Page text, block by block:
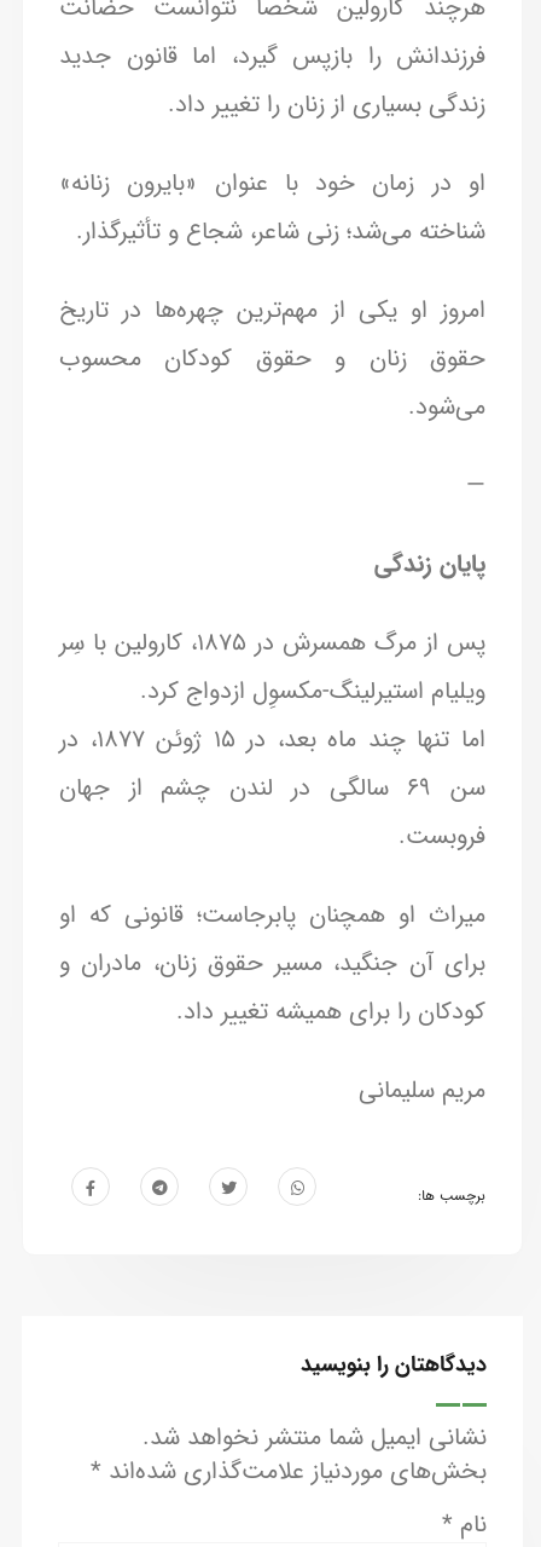
هرچند کارولین شخصاً نتوانست حضانت
فرزندانش را بازپس گیرد، اما قانون جدید
زندگی بسیاری از زنان را تغییر داد.
او در زمان خود با عنوان «بایرون زنانه»
شناخته می‌شد؛ زنی شاعر، شجاع و تأثیرگذار.
امروز او یکی از مهم‌ترین چهره‌ها در تاریخ
حقوق زنان و حقوق کودکان محسوب
می‌شود.
—
پایان زندگی
پس از مرگ همسرش در ۱۸۷۵، کارولین با سِر
ویلیام استیرلینگ-مکسوِل ازدواج کرد.
اما تنها چند ماه بعد، در ۱۵ ژوئن ۱۸۷۷، در
سن ۶۹ سالگی در لندن چشم از جهان
فروبست.
میراث او همچنان پابرجاست؛ قانونی که او
برای آن جنگید، مسیر حقوق زنان، مادران و
کودکان را برای همیشه تغییر داد.
مریم سلیمانی
برچسب ها:
دیدگاهتان را بنویسید
نشانی ایمیل شما منتشر نخواهد شد.
بخش‌های موردنیاز علامت‌گذاری شده‌اند *
نام *